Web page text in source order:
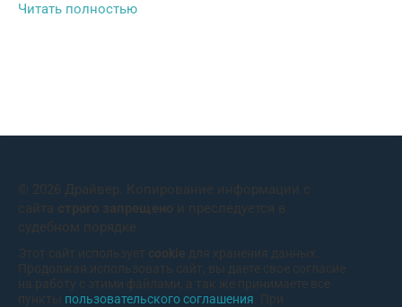
Читать полностью
© 2026 Драйвер. Копирование информации с
сайта строго запрещено и преследуется в
судебном порядке
Этот сайт использует cookie для хранения данных.
Продолжая использовать сайт, вы даете свое согласие
на работу с этими файлами, а так же принимаете все
пункты пользовательского соглашения . При